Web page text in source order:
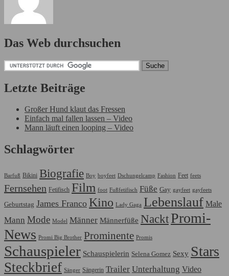
Das Web durchsuchen
Letzte Beiträge
Großer Hund klaut das Fressen
Einfach mal fallen lassen – Video
Mann läuft einen looping – Video
Schlagwörter
Barfuß Bikini Biografie Boy boyfeet Dschungelcamp Fashion Feet feets
Fernsehen Fetifisch Film foot Fußfetifisch Füße Gay gayfeet gayfeets
Geburtstag James Franco Kino Lady Gaga Lebenslauf Male
Mann Mode Model Männer Männerfüße Nackt Promi-
News Promi Big Brother Prominente Promis
Schauspieler Schauspielerin Selena Gomez Sexy Stars
Steckbrief Sänger Sängerin Trailer Unterhaltung Video